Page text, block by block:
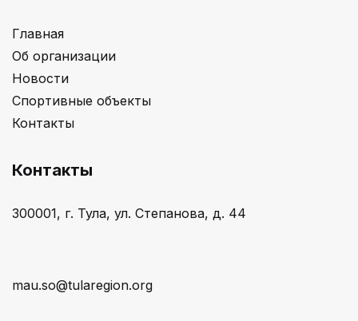
Главная
Об организации
Новости
Спортивные объекты
Контакты
Контакты
300001, г. Тула, ул. Степанова, д. 44
mau.so@tularegion.org